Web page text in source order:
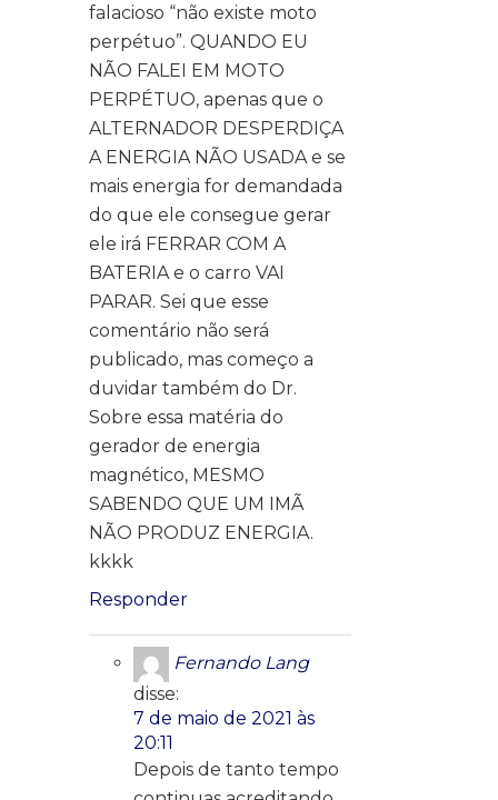
falacioso “não existe moto
perpétuo”. QUANDO EU
NÃO FALEI EM MOTO
PERPÉTUO, apenas que o
ALTERNADOR DESPERDIÇA
A ENERGIA NÃO USADA e se
mais energia for demandada
do que ele consegue gerar
ele irá FERRAR COM A
BATERIA e o carro VAI
PARAR. Sei que esse
comentário não será
publicado, mas começo a
duvidar também do Dr.
Sobre essa matéria do
gerador de energia
magnético, MESMO
SABENDO QUE UM IMÃ
NÃO PRODUZ ENERGIA.
kkkk
Responder
Fernando Lang
disse:
7 de maio de 2021 às
20:11
Depois de tanto tempo